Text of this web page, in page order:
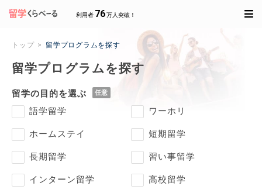
利用者 76万人突破！
トップ 留学プログラムを探す
留学プログラムを探す
留学の目的を選ぶ
語学留学
ワーホリ
ホームステイ 短期留学
長期留学 習い事留学
インターン留学 高校留学